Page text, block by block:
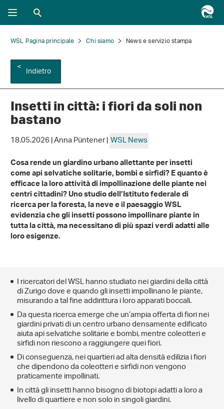
WSL Pagina principale Chi siamo News e servizio stampa
Indietro
Insetti in città: i fiori da soli non
bastano
18.05.2026 | Anna Püntener |WSL News
Cosa rende un giardino urbano allettante per insetti
come api selvatiche solitarie, bombi e sirfidi? E quanto è
efficace la loro attività di impollinazione delle piante nei
centri cittadini? Uno studio dell’Istituto federale di
ricerca per la foresta, la neve e il paesaggio WSL
evidenzia che gli insetti possono impollinare piante in
tutta la città, ma necessitano di più spazi verdi adatti alle
loro esigenze.
I ricercatori del WSL hanno studiato nei giardini della città
di Zurigo dove e quando gli insetti impollinano le piante,
misurando a tal fine addirittura i loro apparati boccali.
Da questa ricerca emerge che un’ampia offerta di fiori nei
giardini privati di un centro urbano densamente edificato
aiuta api selvatiche solitarie e bombi, mentre coleotteri e
sirfidi non riescono a raggiungere quei fiori.
Di conseguenza, nei quartieri ad alta densità edilizia i fiori
che dipendono da coleotteri e sirfidi non vengono
praticamente impollinati.
In città gli insetti hanno bisogno di biotopi adatti a loro a
livello di quartiere e non solo in singoli giardini.